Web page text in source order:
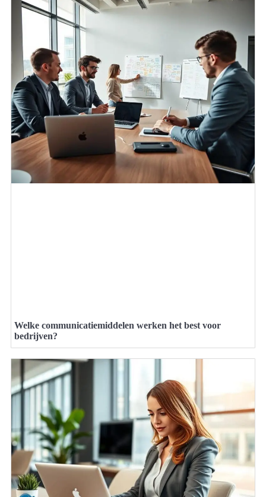
Welke communicatiemiddelen werken het best voor
bedrijven?